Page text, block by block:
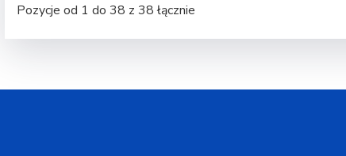
Pozycje od 1 do 38 z 38 łącznie